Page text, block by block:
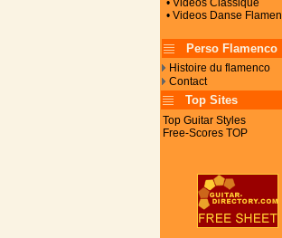
• Videos Classique
• Videos Danse
Perso Flamenco
Histoire du flamenco
Contact
Top Sites
Top Guitar Styles
Free-Scores TOP